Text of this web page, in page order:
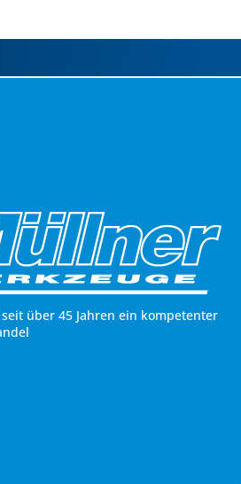
über 45 Jahren ein kompetenter